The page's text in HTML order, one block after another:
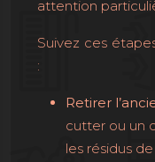
attention
Suivez ces
:
Retirer
cutter ou un
les résidus